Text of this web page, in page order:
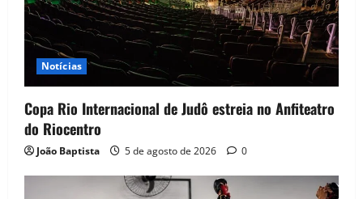
Notícias
Copa Rio Internacional de Judô estreia no Anfiteatro
do Riocentro
João Baptista 5 de agosto de 2026 0